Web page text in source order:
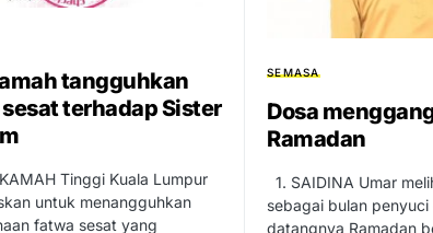
tangguhkan
terhadap Sister
Tinggi Kuala Lumpur
untuk menangguhkan
fatwa sesat yang
SEMASA
Dosa
Ramadan
1. SAIDINA Umar
sebagai bulan penyuci
datangnya Ramadan